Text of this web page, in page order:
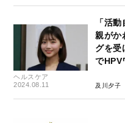
ヘルスケア
2024.08.11
「活
親がか
グを受
でHPV
及川夕子